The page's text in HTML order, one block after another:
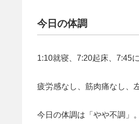
今日の体調
1:10就寝、7:20起床、7:45
疲労感なし、筋肉痛なし、
今日の体調は「やや不調」。